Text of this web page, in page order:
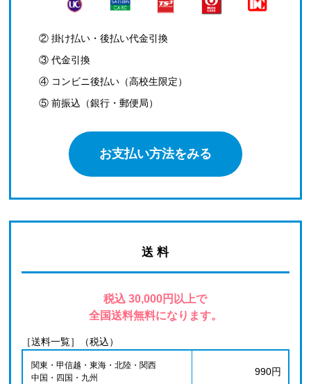
② 掛け払い・後払い代金引換
③ 代金引換
④ コンビニ後払い（高校生限定）
⑤ 前振込（銀行・郵便局）
お支払い方法をみる
送 料
税込 30,000円以上で
全国送料無料になります。
［送料一覧］（税込）
関東・甲信越・東海・北陸・関西
中国・四国・九州
990円